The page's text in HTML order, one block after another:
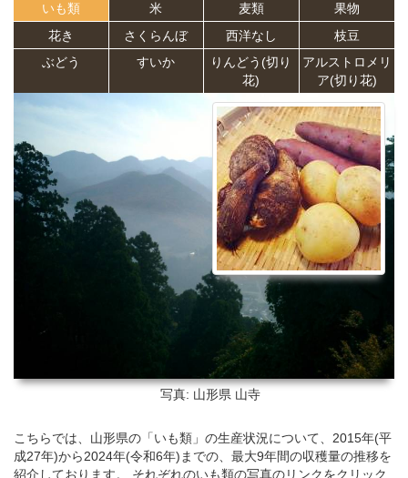
いも類
米 麦類
果物
花き
さくらんぼ 西洋なし
枝豆
ぶどう
すいか
りんどう(切り
花)
アルストロメリ
ア(切り花)
写真: 山形県 山寺
こちらでは、山形県の「いも類」の生産状況について、2015年(平
成27年)から2024年(令和6年)までの、最大9年間の収穫量の推移を
紹介しております。 それぞれのいも類の写真のリンクをクリック